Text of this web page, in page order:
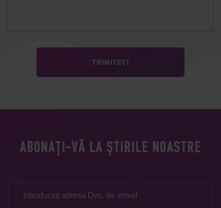
ABONAȚI-VĂ LA ȘTIRILE NOASTRE